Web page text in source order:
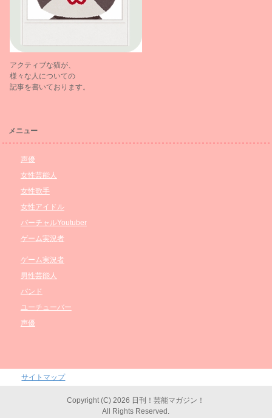
アクティブな猫が、
様々な人についての
記事を書いております。
メニュー
声優
女性芸能人
女性歌手
女性アイドル
バーチャルYoutuber
ゲーム実況者
ゲーム実況者
男性芸能人
バンド
ユーチューバー
声優
サイトマップ
Copyright (C) 2026 日刊！芸能マガジン！
All Rights Reserved.